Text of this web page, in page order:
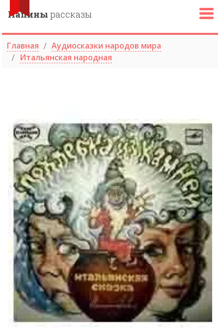
Папины рассказы
Главная
Аудиосказки народов мира
Итальянская народная